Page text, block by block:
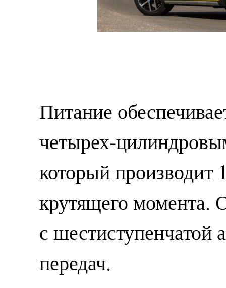
Питание
четырех-
который
крутящего момента.
с шестиступенчатой
передач.